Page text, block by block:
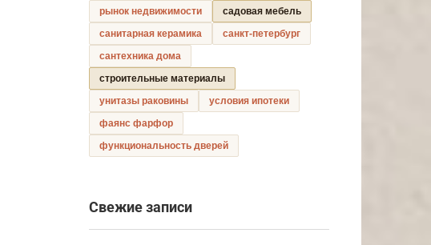
рынок недвижимости
садовая мебель
санитарная керамика
санкт-петербург
сантехника дома
строительные материалы
унитазы раковины
условия ипотеки
фаянс фарфор
функциональность дверей
Свежие записи